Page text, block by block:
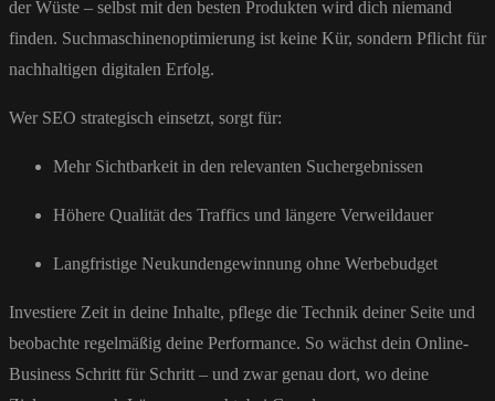
der Wüste – selbst mit den besten Produkten wird dich niemand
finden. Suchmaschinenoptimierung ist keine Kür, sondern Pflicht für
nachhaltigen digitalen Erfolg.
Wer SEO strategisch einsetzt, sorgt für:
Mehr Sichtbarkeit in den relevanten Suchergebnissen
Höhere Qualität des Traffics und längere Verweildauer
Langfristige Neukundengewinnung ohne Werbebudget
Investiere Zeit in deine Inhalte, pflege die Technik deiner Seite und
beobachte regelmäßig deine Performance. So wächst dein Online-
Business Schritt für Schritt – und zwar genau dort, wo deine